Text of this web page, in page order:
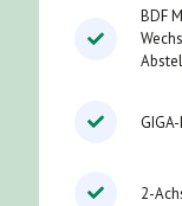
BDF
2-